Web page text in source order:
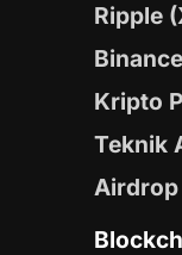
Ripple
Kripto
Teknik